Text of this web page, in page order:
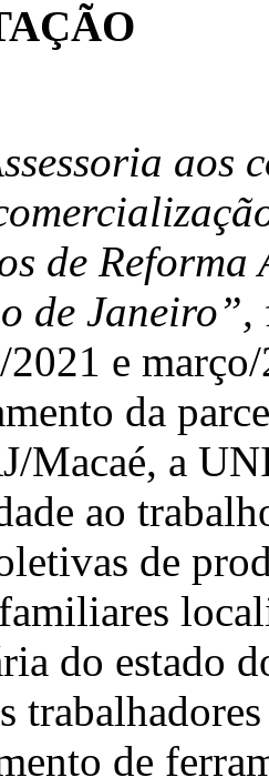
aos
de
de Janeiro”,
e
da
Macaé, a
ao
de
do estado
de